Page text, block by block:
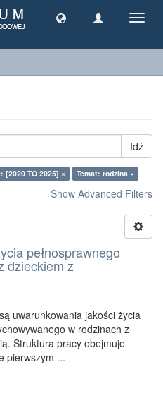
Idź
[2020 TO 2025] × Temat: rodzina ×
Show Advanced Filters
pełnosprawnego
dzieckiem z
uwarunkowania jakości życia
w rodzinach z
Struktura pracy obejmuje
pierwszym ...